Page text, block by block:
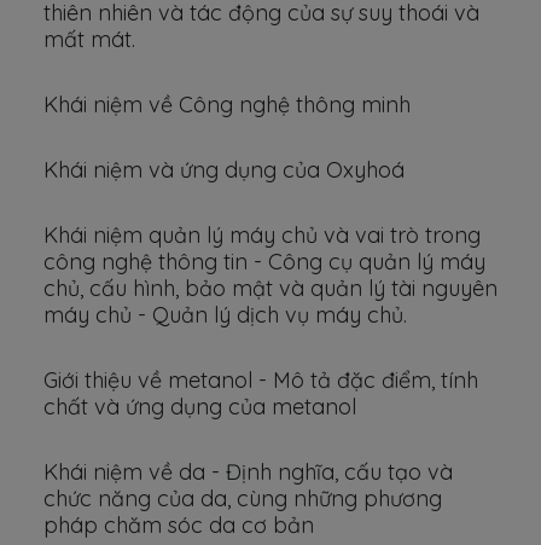
thiên nhiên và tác động của sự suy thoái và
mất mát.
Khái niệm về Công nghệ thông minh
Khái niệm và ứng dụng của Oxyhoá
Khái niệm quản lý máy chủ và vai trò trong
công nghệ thông tin - Công cụ quản lý máy
chủ, cấu hình, bảo mật và quản lý tài nguyên
máy chủ - Quản lý dịch vụ máy chủ.
Giới thiệu về metanol - Mô tả đặc điểm, tính
chất và ứng dụng của metanol
Khái niệm về da - Định nghĩa, cấu tạo và
chức năng của da, cùng những phương
pháp chăm sóc da cơ bản